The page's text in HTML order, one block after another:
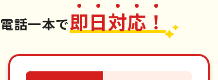
電話一本で即日対応 ！